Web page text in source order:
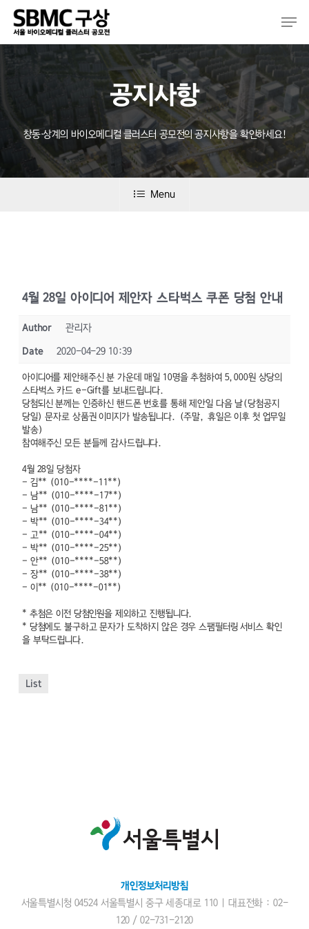
Skip
main
공지사항
창동·상계의 바이오메디컬 클러스터 공모전의 공지사항을 확인하세요!
Menu
4월 28일 아이디어 제안자 스타벅스 쿠폰 당첨 안내
Author 관리자
Date 2020-04-29 10:39
아이디어를 제안해주신 분 가운데 매일 10명을 추첨하여 5,000원 상당의
스타벅스 카드 e-Gift를 보내드립니다.
당첨되신 분께는 인증하신 핸드폰 번호를 통해 제안일 다음 날(당첨공지
당일) 문자로 상품권 이미지가 발송됩니다. (주말, 휴일은 이후 첫 업무일
발송)
참여해주신 모든 분들께 감사드립니다.
4월 28일 당첨자
- 김** (010-****-11**)
- 남** (010-****-17**)
- 남** (010-****-81**)
- 박** (010-****-34**)
- 고** (010-****-04**)
- 박** (010-****-25**)
- 안** (010-****-58**)
- 장** (010-****-38**)
- 이** (010-****-01**)
* 추첨은 이전 당첨인원을 제외하고 진행됩니다.
* 당첨에도 불구하고 문자가 도착하지 않은 경우 스팸필터링 서비스 확인
을 부탁드립니다.
List
개인정보처리방침
서울특별시청 04524 서울특별시 중구 세종대로 110 | 대표전화 : 02-
120 / 02-731-2120